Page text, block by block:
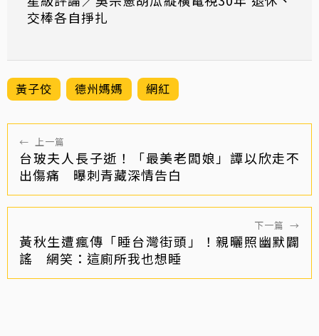
交棒各自掙扎
黃子佼 德州媽媽 網紅
← 上一篇
台玻夫人長子逝！「最美老闆娘」譚以欣走不
出傷痛 曝刺青藏深情告白
下一篇 →
黃秋生遭瘋傳「睡台灣街頭」！親曬照幽默闢
謠 網笑：這廁所我也想睡